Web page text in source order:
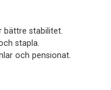
bättre stabilitet.
stapla.
och pensionat.